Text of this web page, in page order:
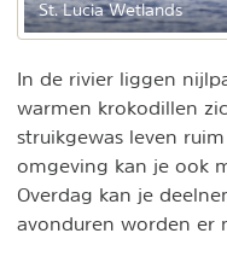
St. Lucia Wetlands
In de rivier liggen
warmen krokodillen
struikgewas leven
omgeving kan je ook
Overdag kan je
avonduren worden er